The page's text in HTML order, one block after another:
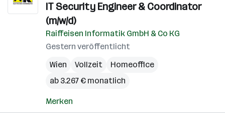
IT Security Engineer & Coordinator
(m/w/d)
Raiffeisen Informatik GmbH & Co KG
Gestern veröffentlicht
Wien
Vollzeit
Homeoffice
ab 3.267 € monatlich
Merken